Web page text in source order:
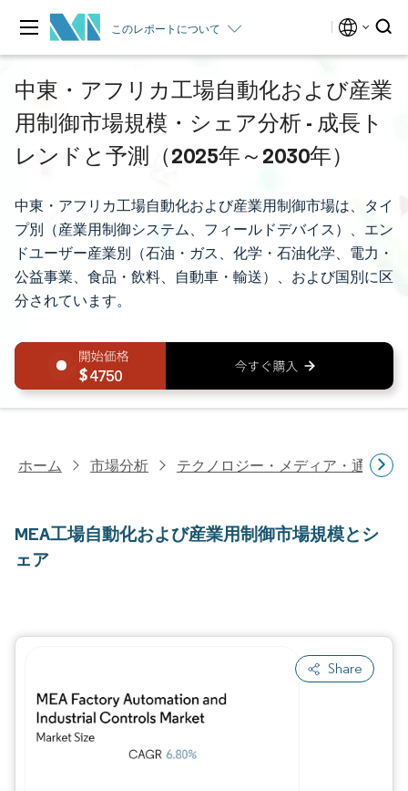
このレポートについて
中東・アフリカ工場自動化および産業
用制御市場規模・シェア分析 - 成長ト
レンドと予測（2025年～2030年）
中東・アフリカ工場自動化および産業用制御市場は、タイ
プ別（産業用制御システム、フィールドデバイス）、エン
ドユーザー産業別（石油・ガス、化学・石油化学、電力・
公益事業、食品・飲料、自動車・輸送）、および国別に区
分されています。
4750
ホーム 市場分析 テクノロジー・メディア・通信研
MEA工場自動化および産業用制御市場規模とシ
ェア
Share